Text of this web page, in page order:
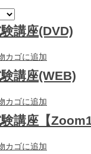
講座(DVD)
カゴに追加
講座(WEB)
カゴに追加
験講座【
カゴに追加